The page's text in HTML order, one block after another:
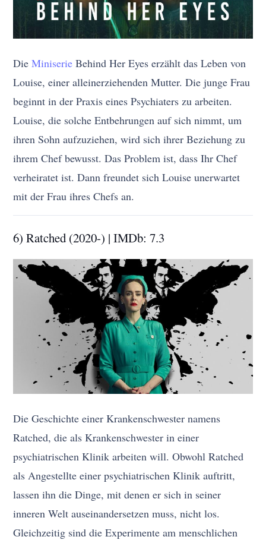
DieMiniserie Behind Her Eyes erzählt das Leben von
Louise, einer alleinerziehenden Mutter. Die junge Frau
beginnt in der Praxis eines Psychiaters zu arbeiten.
Louise, die solche Entbehrungen auf sich nimmt, um
ihren Sohn aufzuziehen, wird sich ihrer Beziehung zu
ihrem Chef bewusst. Das Problem ist, dass Ihr Chef
verheiratet ist. Dann freundet sich Louise unerwartet
mit der Frau ihres Chefs an.
6) Ratched (2020-) | IMDb: 7.3
Die Geschichte einer Krankenschwester namens
Ratched, die als Krankenschwester in einer
psychiatrischen Klinik arbeiten will. Obwohl Ratched
als Angestellte einer psychiatrischen Klinik auftritt,
lassen ihn die Dinge, mit denen er sich in seiner
inneren Welt auseinandersetzen muss, nicht los.
Gleichzeitig sind die Experimente am menschlichen